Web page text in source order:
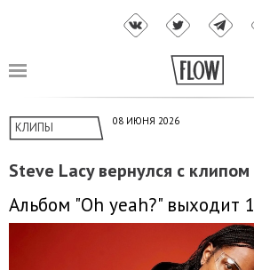
КЛИПЫ 08 ИЮНЯ 2026
Steve Lacy вернулся с
Альбом "Oh yeah?" выходит